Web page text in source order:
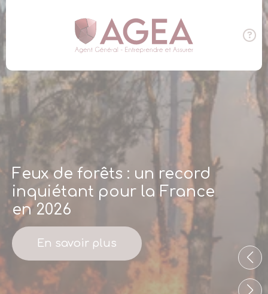
Feux de forêts : un record
inquiétant pour la France
en 2026
En savoir plus